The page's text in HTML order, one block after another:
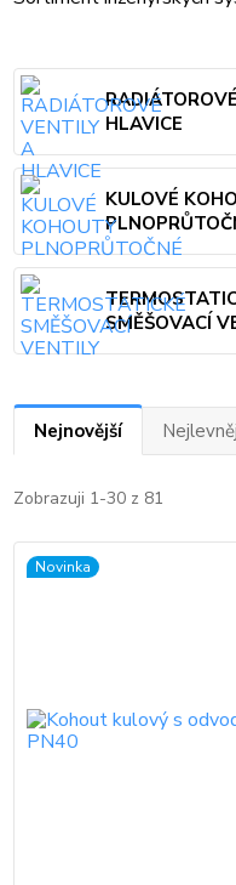
HLAVICE
KULOVÉ
SMĚŠOVACÍ
Nejnovější
Zobrazuji 1-30 z 81
Novinka